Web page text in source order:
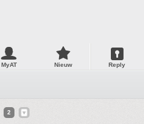
MyAT Nieuw Reply
2